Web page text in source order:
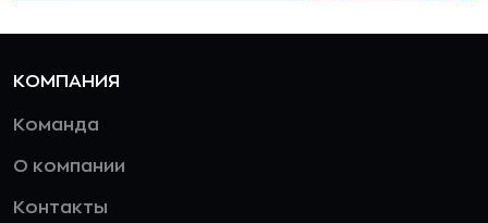
КОМПАНИЯ
Команда
О компании
Контакты